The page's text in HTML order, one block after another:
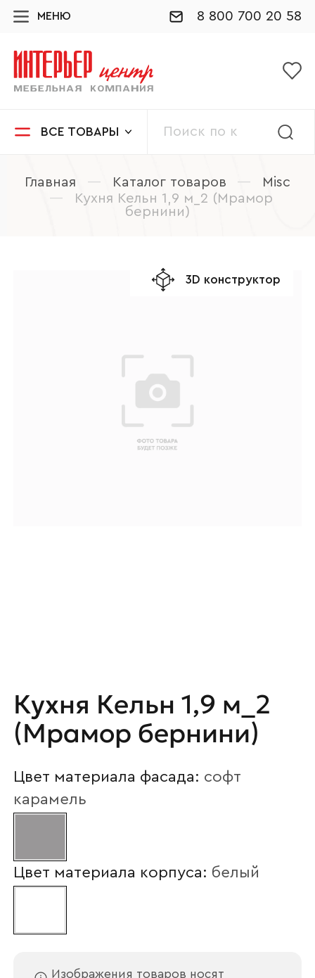
МЕНЮ 8 800 700 20 58
ВСЕ ТОВАРЫ
Главная — Каталог товаров —
Misc
—
Кухня Кельн 1,9 м_2 (Мрамор
бернини)
3D конструктор
Кухня Кельн 1,9 м_2
(Мрамор бернини)
Цвет материала фасада: софт
карамель
Цвет материала корпуса: белый
Изображения товаров носят
Наименование организации
Ваш email
Номер телефона